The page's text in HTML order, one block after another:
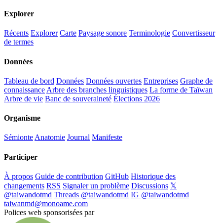
Explorer
Récents Explorer Carte Paysage sonore Terminologie Convertisseur
de termes
Données
Tableau de bord Données Données ouvertes Entreprises Graphe de
connaissance Arbre des branches linguistiques La forme de Taïwan
Arbre de vie Banc de souveraineté Élections 2026
Organisme
SémionteAnatomie Journal Manifeste
Participer
À propos Guide de contribution GitHub Historique des
changements RSS Signaler un problème Discussions 𝕏
@taiwandotmd Threads @taiwandotmd IG @taiwandotmd
taiwanmd@monoame.com
Polices web sponsorisées par